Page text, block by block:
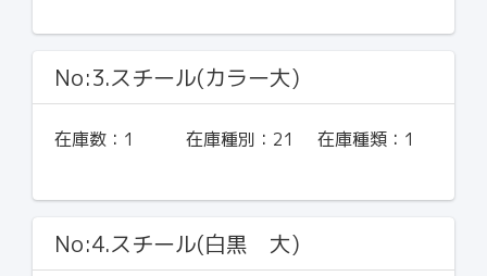
No:3.スチール(カラー大)
在庫数： 1 在庫種別： 21 在庫種類： 1
No:4.スチール(白黒 大)